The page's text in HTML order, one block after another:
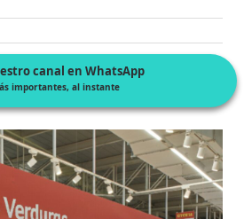
canal en WhatsApp
importantes, al instante